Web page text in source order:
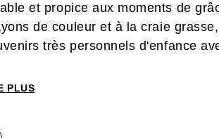
et propice aux moments de
de couleur et à la craie
très personnels d'enfance
PLUS